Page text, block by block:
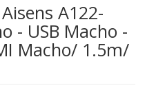
A122-
- USB Macho -
Macho/ 1.5m/